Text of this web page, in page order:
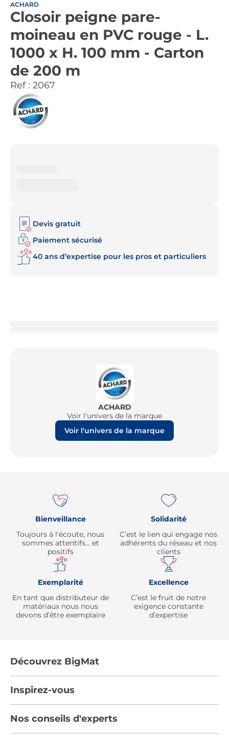
ACHARD
Closoir peigne pare-
moineau en PVC rouge - L.
1000 x H. 100 mm - Carton
de 200 m
Ref : 2067
Devis gratuit
Paiement sécurisé
40 ans d’expertise pour les pros et particuliers
ACHARD
Voir l'univers de la marque
Voir l'univers de la marque
Bienveillance
Toujours à l'écoute, nous
sommes attentifs… et
positifs
Solidarité
C’est le lien qui engage nos
adhérents du réseau et nos
clients
Exemplarité
En tant que distributeur de
matériaux nous nous
devons d’être exemplaire
Excellence
C’est le fruit de notre
exigence constante
d’expertise
Découvrez BigMat
Devenez adhérent
Inspirez-vous
Nos conseils d'experts